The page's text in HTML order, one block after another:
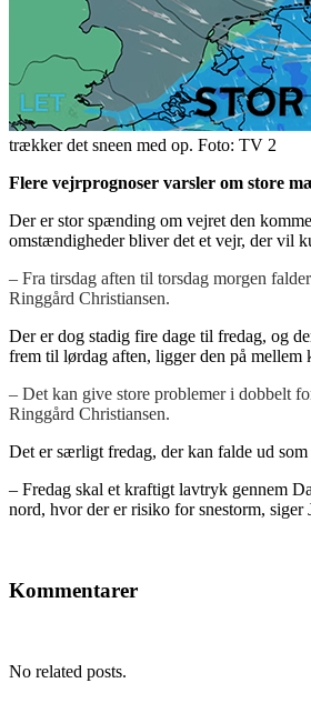
trækker det sneen med op. Foto: TV 2
Flere vejrprognoser varsler om store
Der er stor spænding om vejret den
omstændigheder bliver det et vejr, der vil
– Fra tirsdag aften til torsdag morgen
Ringgård Christiansen.
Der er dog stadig fire dage til fredag, og
frem til lørdag aften, ligger den på mellem
– Det kan give store problemer i dobbelt
Ringgård Christiansen.
Det er særligt fredag, der kan falde ud
– Fredag skal et kraftigt lavtryk gennem
nord, hvor der er risiko for snestorm, siger
Kommentarer
No related posts.